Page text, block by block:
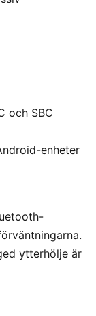
och SBC
enheter
ytterhölje är